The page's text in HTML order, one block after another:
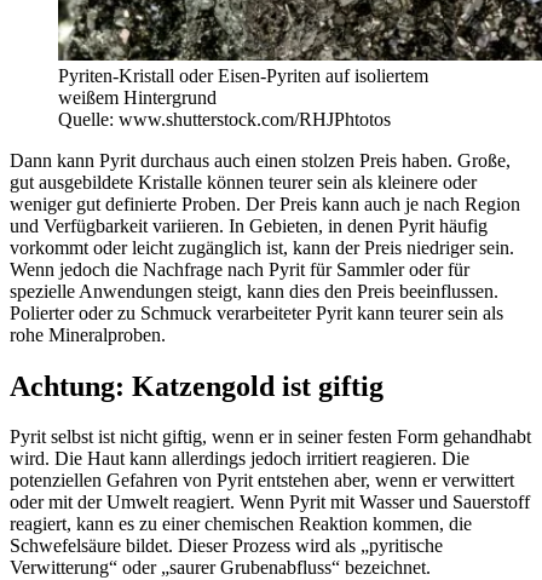
Pyriten-Kristall oder Eisen-Pyriten auf isoliertem
weißem Hintergrund
Quelle: www.shutterstock.com/RHJPhtotos
Dann kann Pyrit durchaus auch einen stolzen Preis haben. Große,
gut ausgebildete Kristalle können teurer sein als kleinere oder
weniger gut definierte Proben. Der Preis kann auch je nach Region
und Verfügbarkeit variieren. In Gebieten, in denen Pyrit häufig
vorkommt oder leicht zugänglich ist, kann der Preis niedriger sein.
Wenn jedoch die Nachfrage nach Pyrit für Sammler oder für
spezielle Anwendungen steigt, kann dies den Preis beeinflussen.
Polierter oder zu Schmuck verarbeiteter Pyrit kann teurer sein als
rohe Mineralproben.
Achtung: Katzengold ist giftig
Pyrit selbst ist nicht giftig, wenn er in seiner festen Form gehandhabt
wird. Die Haut kann allerdings jedoch irritiert reagieren. Die
potenziellen Gefahren von Pyrit entstehen aber, wenn er verwittert
oder mit der Umwelt reagiert. Wenn Pyrit mit Wasser und Sauerstoff
reagiert, kann es zu einer chemischen Reaktion kommen, die
Schwefelsäure bildet. Dieser Prozess wird als „pyritische
Verwitterung“ oder „saurer Grubenabfluss“ bezeichnet.